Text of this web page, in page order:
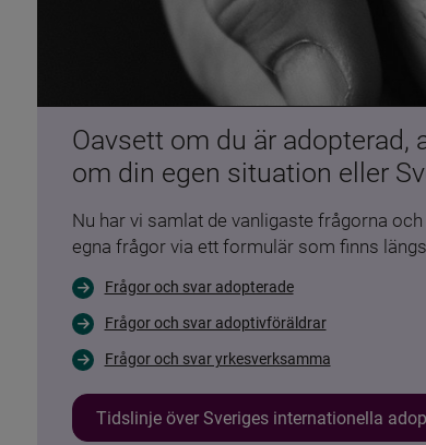
Oavsett om du är
om din egen situation eller
Nu har vi samlat de vanligaste frågorna
egna frågor via ett formulär som finns
Frågor och svar adopterade
Frågor och svar adoptivföräldrar
Frågor och svar yrkesverksamma
Tidslinje över Sveriges internationella